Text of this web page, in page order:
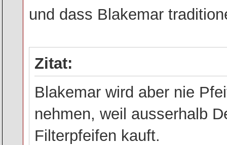
und dass Blakemar
Zitat:
Blakemar wird aber nie
nehmen, weil ausserhalb
Filterpfeifen kauft.